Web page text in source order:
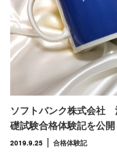
ソフトバンク株式会社
礎試験合格体験記を公開
2019.9.25 合格体験記